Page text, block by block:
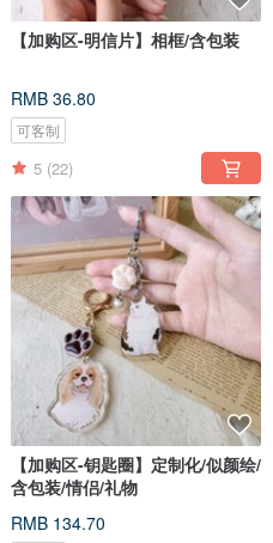
【加购区-明信片】相框/含包装
RMB 36.80
可客制
5 (22)
【加购区-钥匙圈】定制化/似颜绘/
含包装/情侣/礼物
RMB 134.70